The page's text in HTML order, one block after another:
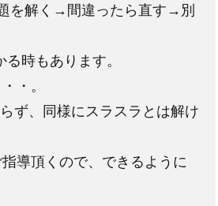
を解く→間違ったら直す→別
時もあります。
・。
ず、同様にスラスラとは解け
導頂くので、できるように